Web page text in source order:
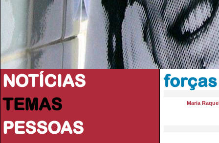
NOTÍCIAS
TEMAS
PESSOAS
Maria